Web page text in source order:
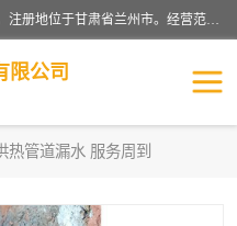
甘肃科探管道工程有限公司成立于2019年，注册地位于甘肃省兰州市。经营范围包括管道安装、清洗、疏通、维修、检测，防水工程，工程钻孔，化粪池清理，暖气安装，给排水管道安装维修，室内外管道如消防、供水、供热管道漏水检测定位，室内外防水堵漏等。
限公司
热管道漏水 服务周到